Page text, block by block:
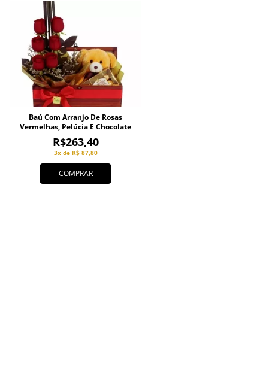
COMPRAR
3x de R$ 87,80
R$263,40
Baú Com Arranjo De Rosas
Vermelhas, Pelúcia E Chocolate